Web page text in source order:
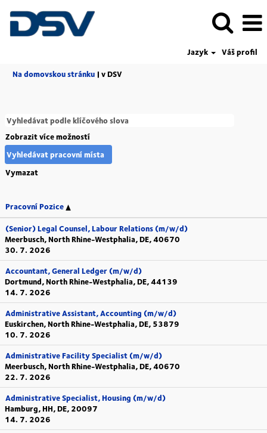
Jazyk
Váš profil
Na domovskou stránku | v DSV(aktuální
Zobrazit více možností
Vymazat
Pracovní Pozice
(Senior) Legal Counsel, Labour Relations (m/w/d)
Meerbusch, North Rhine-Westphalia, DE, 40670
30. 7. 2026
Accountant, General Ledger (m/w/d)
Dortmund, North Rhine-Westphalia, DE, 44139
14. 7. 2026
Administrative Assistant, Accounting (m/w/d)
Euskirchen, North Rhine-Westphalia, DE, 53879
10. 7. 2026
Administrative Facility Specialist (m/w/d)
Meerbusch, North Rhine-Westphalia, DE, 40670
22. 7. 2026
Administrative Specialist, Housing (m/w/d)
Hamburg, HH, DE, 20097
14. 7. 2026